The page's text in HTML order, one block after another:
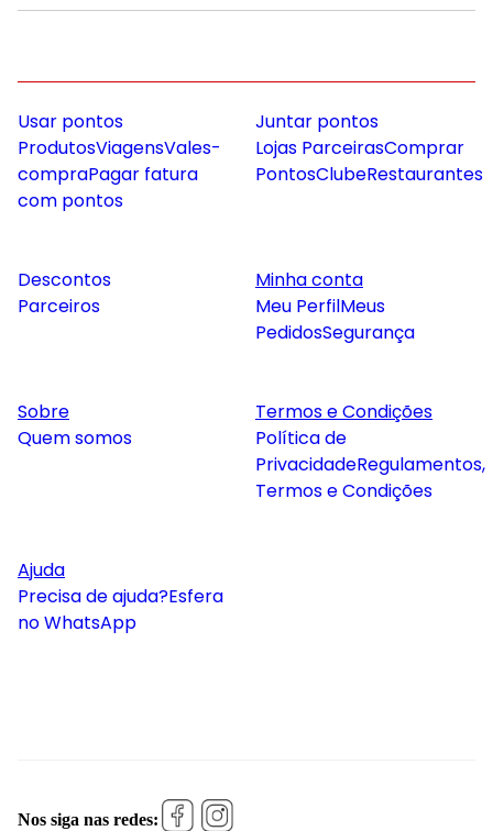
Usar pontos
ProdutosViagensVales-
compraPagar fatura
com pontos
Juntar pontos
Lojas ParceirasComprar
PontosClubeRestaurantes
Descontos
Parceiros
Minha conta
Meu PerfilMeus
PedidosSegurança
Sobre
Quem somos
Termos e Condições
Política de
PrivacidadeRegulamentos,
Termos e Condições
Ajuda
Precisa de ajuda?Esfera
no WhatsApp
Nos siga nas redes: